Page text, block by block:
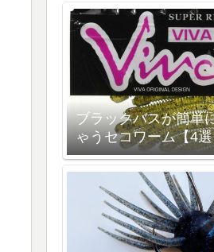
ブラックバスが簡単
ゃうセコワーム【4